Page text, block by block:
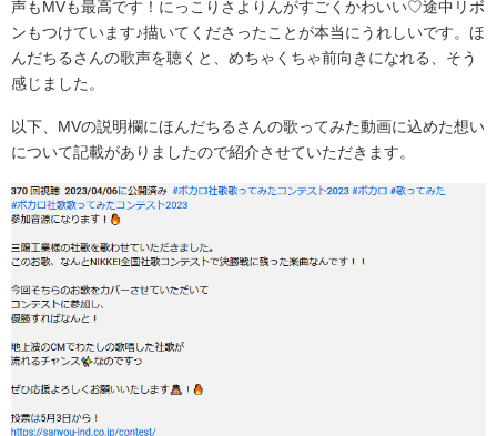
声もMVも最高です！にっこりさよりんがすごくかわいい♡途中リボ
ンもつけています♪描いてくださったことが本当にうれしいです。ほ
んだちるさんの歌声を聴くと、めちゃくちゃ前向きになれる、そう
感じました。
以下、MVの説明欄にほんだちるさんの歌ってみた動画に込めた想い
について記載がありましたので紹介させていただきます。